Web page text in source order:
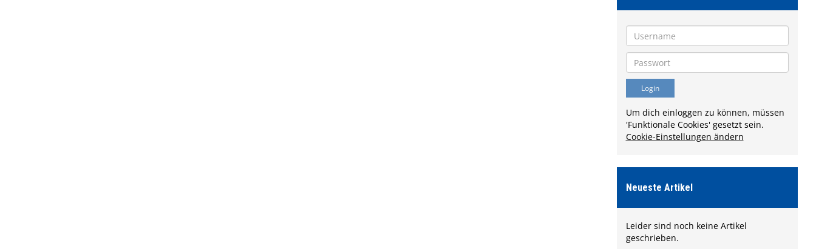
Um dich einloggen zu können, müssen
'Funktionale Cookies' gesetzt sein.
Cookie-Einstellungen ändern
Neueste Artikel
Leider sind noch keine Artikel
geschrieben.